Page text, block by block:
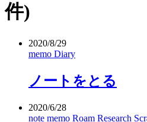
件)
2020/8/29
memo Diary
ノートをとる
2020/6/28
note memo Roam Research